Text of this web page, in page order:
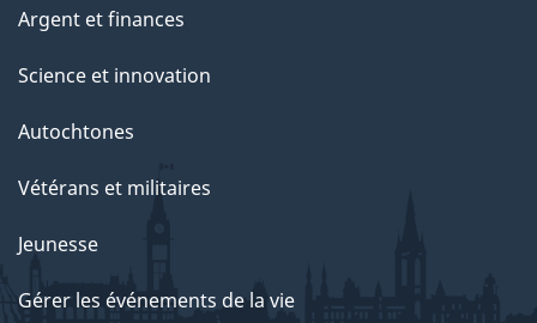
Argent et finances
Science et innovation
Autochtones
Vétérans et militaires
Jeunesse
Gérer les événements de la vie